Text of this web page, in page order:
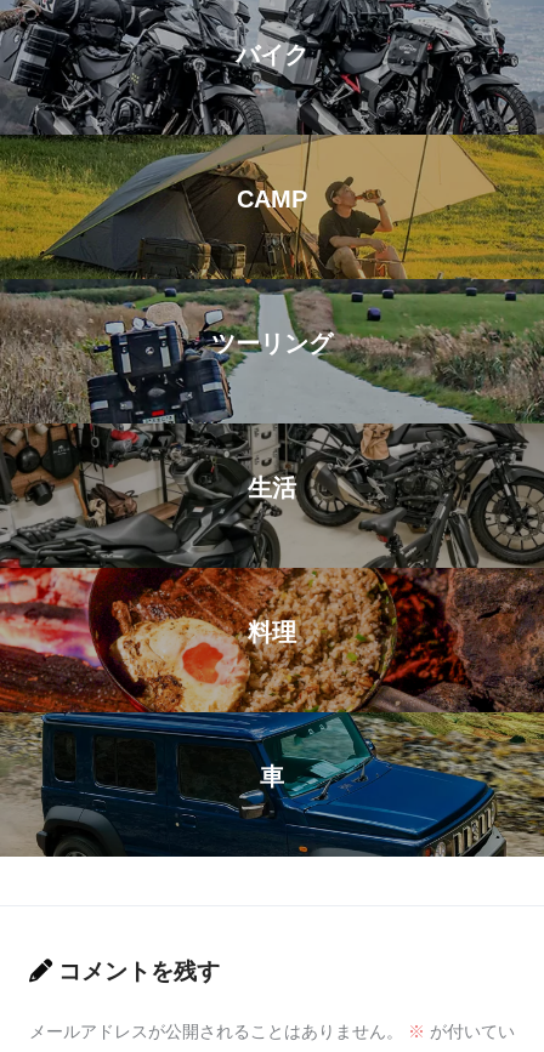
バイク
CAMP
ツーリング
生活
料理
車
コメントを残す
メールアドレスが公開されることはありません。 ※ が付いてい